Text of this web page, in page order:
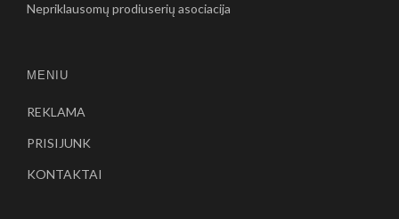
Nepriklausomų prodiuserių asociacija
MENIU
REKLAMA
PRISIJUNK
KONTAKTAI